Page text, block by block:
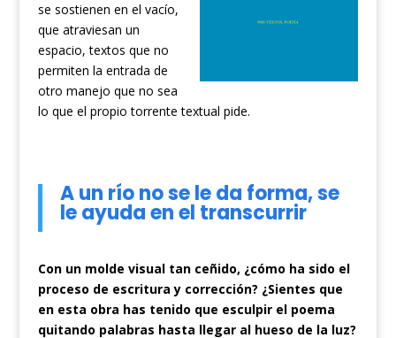
se sostienen en el vacío,
que atraviesan un
espacio, textos que no
permiten la entrada de
otro manejo que no sea
lo que el propio torrente textual pide.
A un río no se le da forma, se
le ayuda en el transcurrir
Con un molde visual tan ceñido, ¿cómo ha sido el
proceso de escritura y corrección? ¿Sientes que
en esta obra has tenido que esculpir el poema
quitando palabras hasta llegar al hueso de la luz?